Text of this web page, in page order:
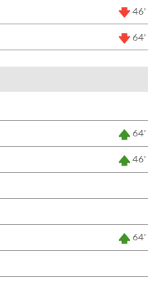
46'
64'
64'
46'
64'